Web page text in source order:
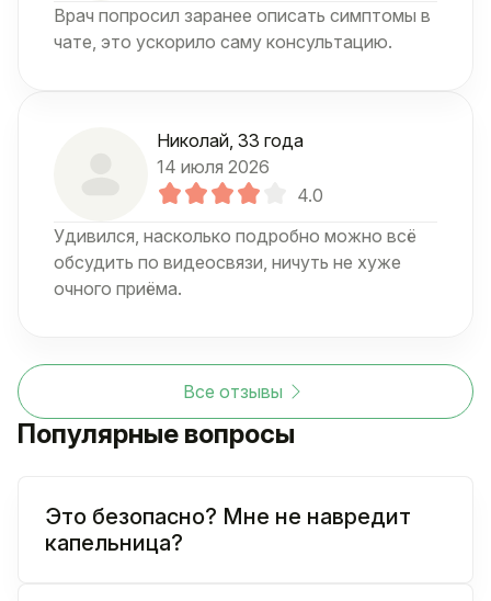
Врач попросил заранее описать симптомы в
чате, это ускорило саму консультацию.
Николай, 33 года
14 июля 2026
4.0
Удивился, насколько подробно можно всё
обсудить по видеосвязи, ничуть не хуже
очного приёма.
Все отзывы
Популярные вопросы
Это безопасно? Мне не навредит
капельница?